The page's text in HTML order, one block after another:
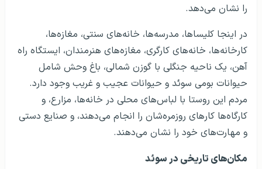
را نشان می‌دهد.
در اینجا کلیساها، مدرسه‌ها، خانه‌های سنتی، مغازه‌ها،
کارخانه‌ها، خانه‌های کارگری، مغازه‌های هنرمندان، ایستگاه راه
آهن، یک ناحیه جنگلی با گوزن شمالی، باغ وحش شامل
حیوانات بومی سوئد و حیوانات عجیب و غریب وجود دارد.
مردم این روستا با لباس‌­های محلی در خانه‌ها، مزارع، و
کارگاه‌ها کارهای روزمره‌­شان را انجام می‌دهند، و صنایع دستی
و مهارت­‌های خود را نشان می­‌دهند.
مکان‌های تاریخی در سوئد